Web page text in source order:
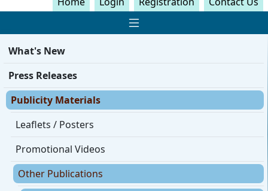
Show Main
What's New
Press Releases
Publicity Materials
Leaflets / Posters
Promotional Videos
Other Publications